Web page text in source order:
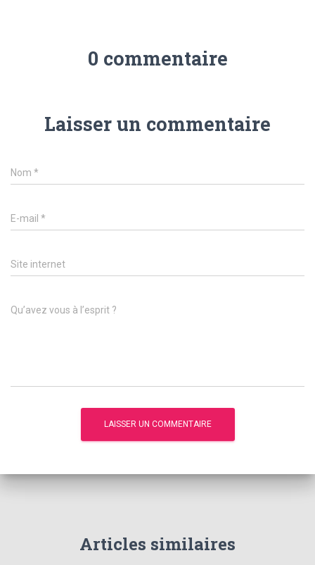
0 commentaire
Laisser un commentaire
Nom *
E-mail *
Site internet
Qu’avez vous à l’esprit ?
Articles similaires